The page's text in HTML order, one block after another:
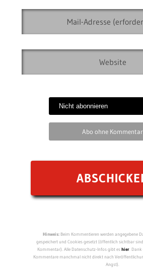
Abo ohne Kommentar
Hinweis:Beim Kommentieren werden angegebene
gespeichert und Cookies gesetzt (öffentlich sichtbar
Kommentar). Alle Datenschutz-Infos gibt eshier. Dank
Kommentare manchmal nicht direkt nach
Angst).